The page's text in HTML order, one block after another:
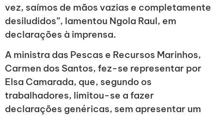
vez, saímos de mãos vazias e completamente
desiludidos”, lamentou Ngola Raul, em
declarações à imprensa.
A ministra das Pescas e Recursos Marinhos,
Carmen dos Santos, fez-se representar por
Elsa Camarada, que, segundo os
trabalhadores, limitou-se a fazer
declarações genéricas, sem apresentar um